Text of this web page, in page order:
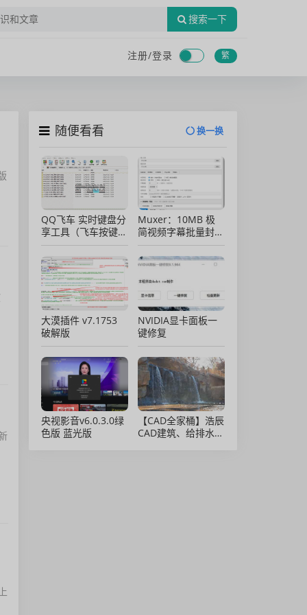
搜索一下
注册/登录 繁
随便看看 换一换
QQ飞车 实时键盘分
享工具（飞车按键显
示）直播专用版
Muxer：10MB 极
简视频字幕批量封装
工具 (单文件/绿色
版)
大漠插件 v7.1753
破解版
NVIDIA显卡面板一
键修复
央视影音v6.0.3.0绿
色版 蓝光版
【CAD全家桶】浩辰
CAD建筑、给排水、